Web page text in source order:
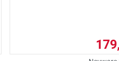
179,